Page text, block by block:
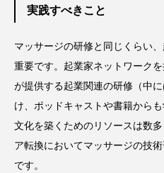
実践すべきこと
マッサージの研修と同じくらい
重要です。起業家ネットワーク
が提供する起業関連の研修（中
け、ポッドキャストや書籍から
文化を築くためのリソースは数
ア転換においてマッサージの技
です。